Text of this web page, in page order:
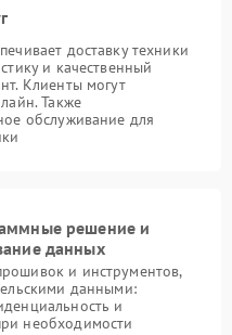
доставку техники
и качественный
Клиенты могут
Также
обслуживание для
решение и
данных
и инструментов,
данными:
и
необходимости